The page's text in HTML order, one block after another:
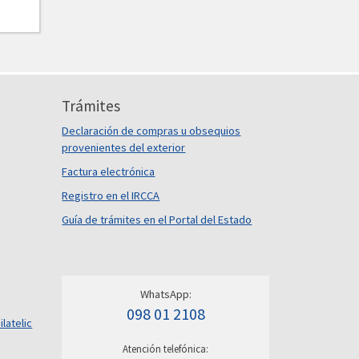
Trámites
Declaración de compras u obsequios
provenientes del exterior
Factura electrónica
Registro en el IRCCA
Guía de trámites en el Portal del Estado
WhatsApp:
098 01 2108
Atención telefónica: